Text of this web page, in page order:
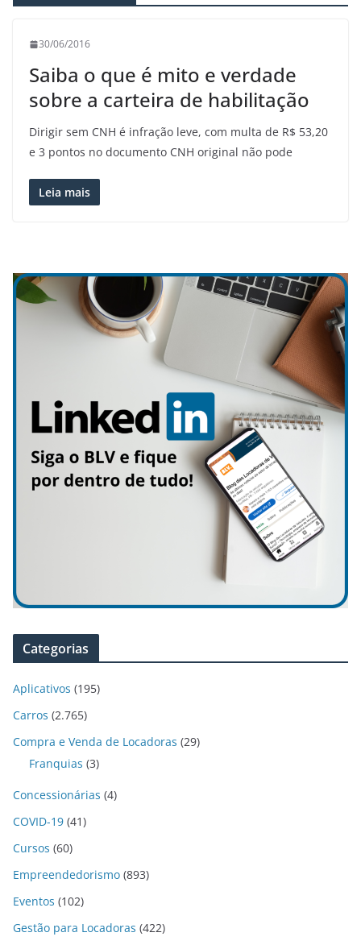
30/06/2016
Saiba o que é mito e verdade
sobre a carteira de habilitação
Dirigir sem CNH é infração leve, com multa de R$ 53,20
e 3 pontos no documento CNH original não pode
Leia mais
Categorias
Aplicativos (195)
Carros (2.765)
Compra e Venda de Locadoras (29)
Franquias (3)
Concessionárias (4)
COVID-19 (41)
Cursos (60)
Empreendedorismo (893)
Eventos (102)
Gestão para Locadoras (422)